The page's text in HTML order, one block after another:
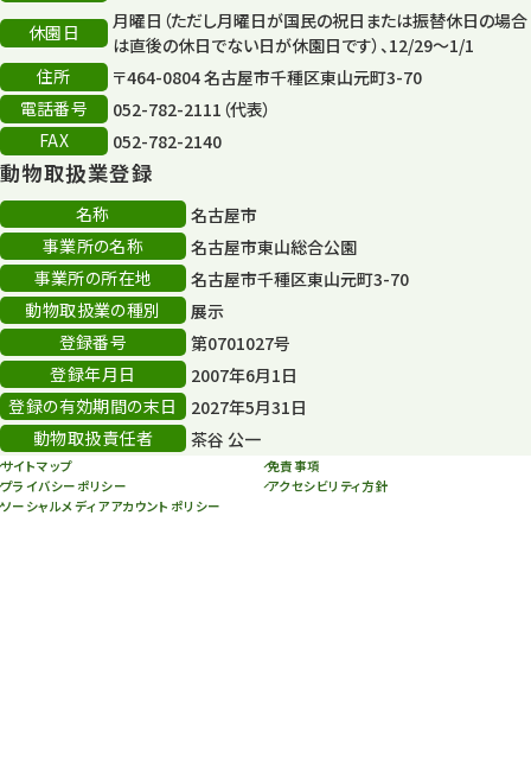
森のとこやさん
再生
再生フォーラム
80周年
その他
その他イベント
スカイタワー
年末年始のイベント
秋まつり
休園日
月曜日（ただし月曜日が国民の祝日または振替休日の場合
は直後の休日でない日が休園日です）、12/29～1/1
住所
〒464-0804 名古屋市千種区東山元町3-70
電話番号
052-782-2111（代表）
FAX
052-782-2140
動物取扱業登録
名称
名古屋市
事業所の名称
名古屋市東山総合公園
事業所の所在地
名古屋市千種区東山元町3-70
動物取扱業の種別
展示
登録番号
第0701027号
登録年月日
2007年6月1日
登録の有効期間の末日
2027年5月31日
動物取扱責任者
茶谷 公一
サイトマップ
免責事項
プライバシーポリシー
アクセシビリティ方針
ソーシャルメディアアカウントポリシー